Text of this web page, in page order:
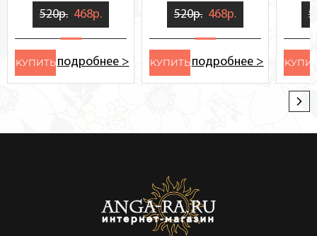
520р. 468р.
KУПИТЬ подробнее >
520р. 468р.
KУПИТЬ подробнее >